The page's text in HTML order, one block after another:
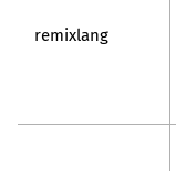
remixlang